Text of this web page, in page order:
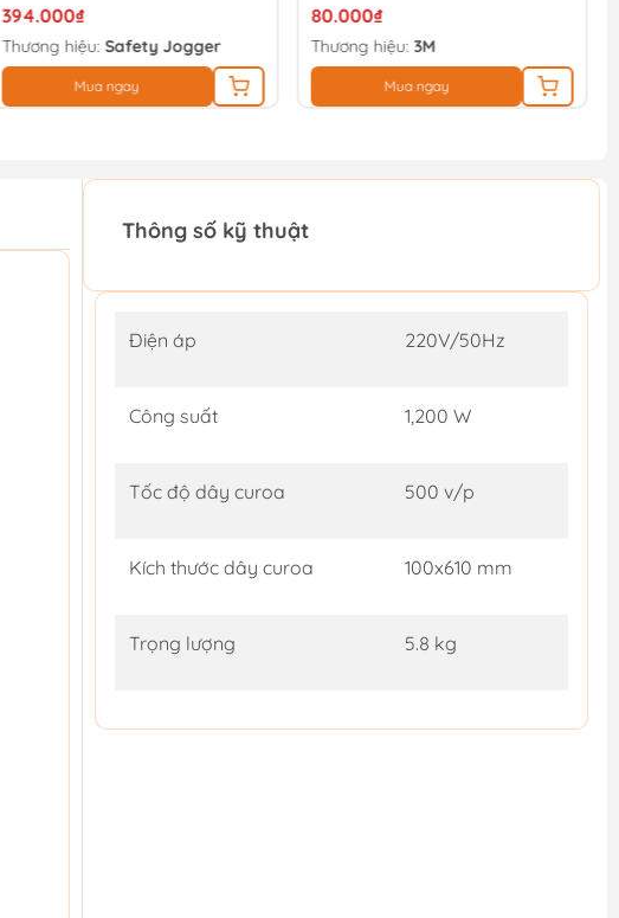
394.000₫
Thương hiệu: Safety Jogger
Mua ngay
80.000₫
Thương hiệu: 3M
Mua ngay
Thông số kỹ thuật
Điện áp 220V/50Hz
Công suất 1,200 W
Tốc độ dây curoa 500 v/p
Kích thước dây curoa 100x610 mm
Trọng lượng 5.8 kg